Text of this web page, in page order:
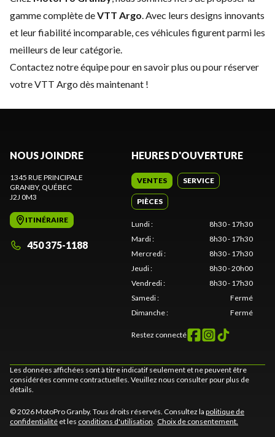
gamme complète deVTT Argo. Avec leurs designs innovants
et leur fiabilité incomparable, ces véhicules figurent parmi les
meilleurs de leur catégorie.
Contactez notre équipepour en savoir plus ou pour réserver
votre VTT Argo dès maintenant !
NOUS JOINDRE
1345 RUE PRINCIPALE
GRANBY, QUÉBEC
J2J 0M3
ITINÉRAIRE
450 375-1188
HEURES D'OUVERTURE
VENTES SERVICE
PIÈCES
Lundi:
8h30 - 17h30
Mardi:
8h30 - 17h30
Mercredi:
8h30 - 17h30
Jeudi:
8h30 - 20h00
Vendredi:
8h30 - 17h30
Samedi:
Fermé
Dimanche: Fermé
Restez connecté
Les données affichées sont à titre indicatif seulement et ne peuvent être
considérées comme contractuelles. Veuillez nous consulter pour plus de
détails.
© 2026 MotoPro Granby. Tous droits réservés. Consultez la politique de
confidentialité et les conditions d'utilisation. Choix de consentement.